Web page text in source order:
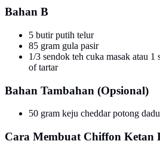
Bahan B
5 butir putih telur
85 gram gula pasir
1/3 sendok teh cuka masak atau
of tartar
Bahan Tambahan (Opsional)
50 gram keju cheddar potong
Cara Membuat Chiffon Ketan